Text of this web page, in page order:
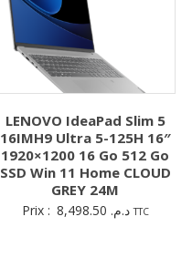
LENOVO IdeaPad Slim 5
16IMH9 Ultra 5-125H 16″
1920×1200 16 Go 512 Go
SSD Win 11 Home CLOUD
GREY 24M
Prix : د.م. TTC